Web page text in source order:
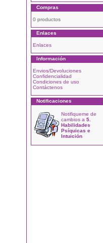
Compras
0 productos
Enlaces
Enlaces
Información
Envios/Devoluciones
Confidencialidad
Condiciones de uso
Contáctenos
Notificaciones
Notifiqueme de
cambios a 5.
Habilidades
Psíquicas e
Intuición